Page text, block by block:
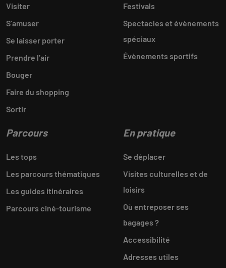
Visiter
S’amuser
Se laisser porter
Prendre l’air
Bouger
Faire du shopping
Sortir
Festivals
Spectacles et évènements
spéciaux
Évènements sportifs
Parcours
Les tops
Les parcours thématiques
Les guides itinéraires
Parcours ciné-tourisme
En pratique
Se déplacer
Visites culturelles et de
loisirs
Où entreposer ses
bagages ?
Accessibilité
Adresses utiles